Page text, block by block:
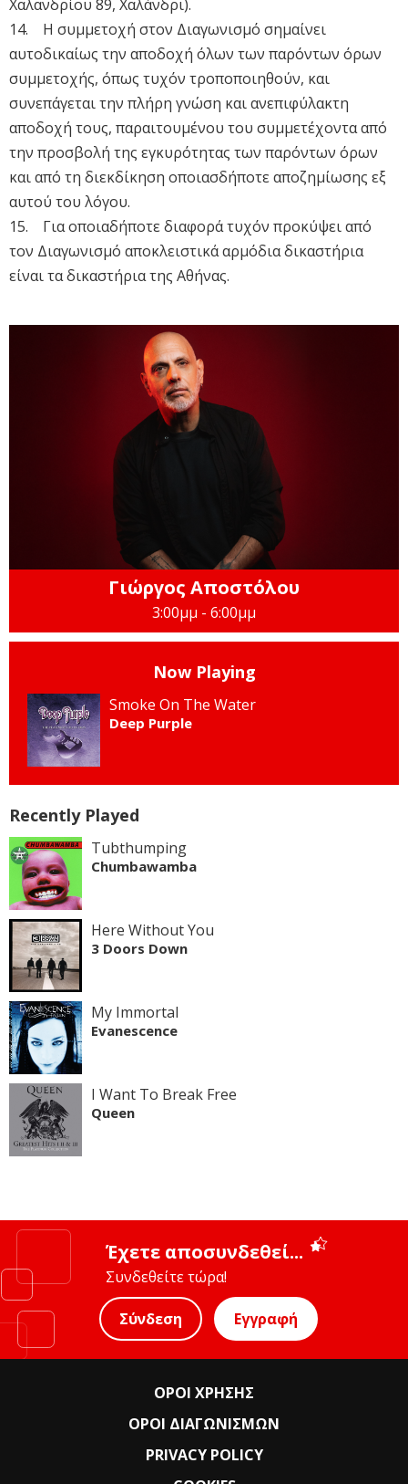
Χαλανδρίου 89, Χαλάνδρι).
14. Η συμμετοχή στον Διαγωνισμό σημαίνει
αυτοδικαίως την αποδοχή όλων των παρόντων όρων
συμμετοχής, όπως τυχόν τροποποιηθούν, και
συνεπάγεται την πλήρη γνώση και ανεπιφύλακτη
αποδοχή τους, παραιτουμένου του συμμετέχοντα από
την προσβολή της εγκυρότητας των παρόντων όρων
και από τη διεκδίκηση οποιασδήποτε αποζημίωσης εξ
αυτού του λόγου.
15. Για οποιαδήποτε διαφορά τυχόν προκύψει από
τον Διαγωνισμό αποκλειστικά αρμόδια δικαστήρια
είναι τα δικαστήρια της Αθήνας.
Γιώργος Αποστόλου
3:00μμ - 6:00μμ
Now Playing
Smoke On The Water
Deep Purple
Recently Played
Tubthumping
Chumbawamba
Here Without You
3 Doors Down
My Immortal
Evanescence
I Want To Break Free
Queen
Έχετε αποσυνδεθεί...
Συνδεθείτε τώρα!
Σύνδεση Εγγραφή
ΟΡΟΙ ΧΡΗΣΗΣ
ΟΡΟΙ ΔΙΑΓΩΝΙΣΜΩΝ
PRIVACY POLICY